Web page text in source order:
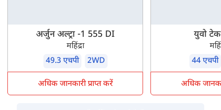
अर्जुन अल्ट्रा -1 555 DI
महिंद्रा
49.3 एचपी
2WD
अधिक जानकारी प्राप्त करें
युवो
44 एचपी
अधिक